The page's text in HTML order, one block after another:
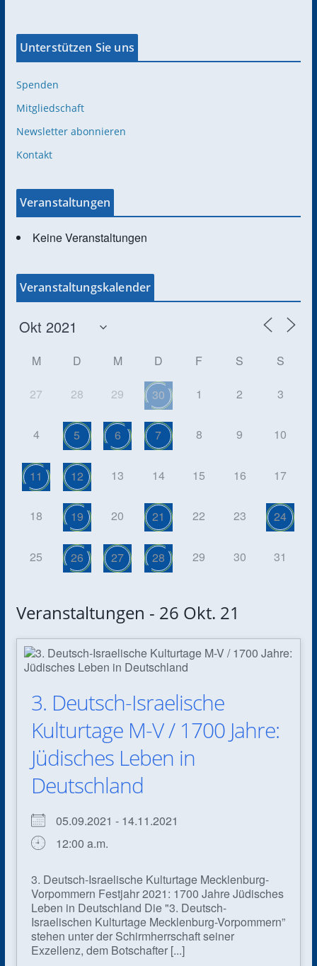
Veranstaltungen - 26 Okt. 21
3. Deutsch-Israelische
Kulturtage M-V / 1700 Jahre:
Jüdisches Leben in
Deutschland
05.09.2021 - 14.11.2021
12:00 a.m.
3. Deutsch-Israelische Kulturtage Mecklenburg-
Vorpommern Festjahr 2021: 1700 Jahre Jüdisches
Leben in Deutschland Die "3. Deutsch-
Israelischen Kulturtage Mecklenburg-Vorpommern”
stehen unter der Schirmherrschaft seiner
Exzellenz, dem Botschafter [...]
Unterstützen Sie uns
Spenden
Mitgliedschaft
Newsletter abonnieren
Kontakt
Veranstaltungen
Keine Veranstaltungen
Veranstaltungskalender
M D M D F S S
27 28 29 30 1 2 3
4 5 6 7 8 9 10
11 12 13 14 15 16 17
18 19 20 21 22 23 24
25 26 27 28 29 30 31